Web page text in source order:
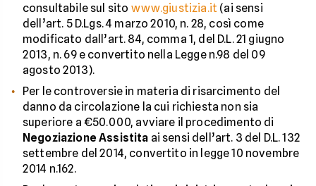
consultabile sul sito www.giustizia.it (ai sensi
dell’art. 5 D.Lgs. 4 marzo 2010, n. 28, così come
modificato dall’art. 84, comma 1, del D.L. 21 giugno
2013, n. 69 e convertito nella Legge n.98 del 09
agosto 2013).
Per le controversie in materia di risarcimento del
danno da circolazione la cui richiesta non sia
superiore a €50.000, avviare il procedimento di
Negoziazione Assistita ai sensi dell’art. 3 del D.L. 132
settembre del 2014, convertito in legge 10 novembre
2014 n.162.